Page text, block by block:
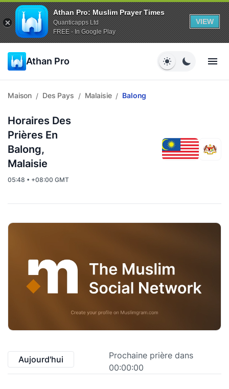
Athan Pro: Muslim Prayer Times
Quanticapps Ltd
FREE - In Google Play
VIEW
Athan Pro
Maison / Des Pays / Malaisie / Balong
Horaires Des
Prières En
Balong,
Malaisie
05:48 • +08:00 GMT
Aujourd'hui
Prochaine prière dans
00:00:00